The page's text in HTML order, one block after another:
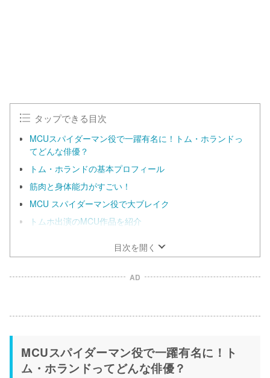
タップできる目次
MCUスパイダーマン役で一躍有名に！トム・ホランドっ
てどんな俳優？
トム・ホランドの基本プロフィール
筋肉と身体能力がすごい！
MCU スパイダーマン役で大ブレイク
トムホ出演のMCU作品を紹介
目次を開く
AD
MCUスパイダーマン役で一躍有名に！ト
ム・ホランドってどんな俳優？